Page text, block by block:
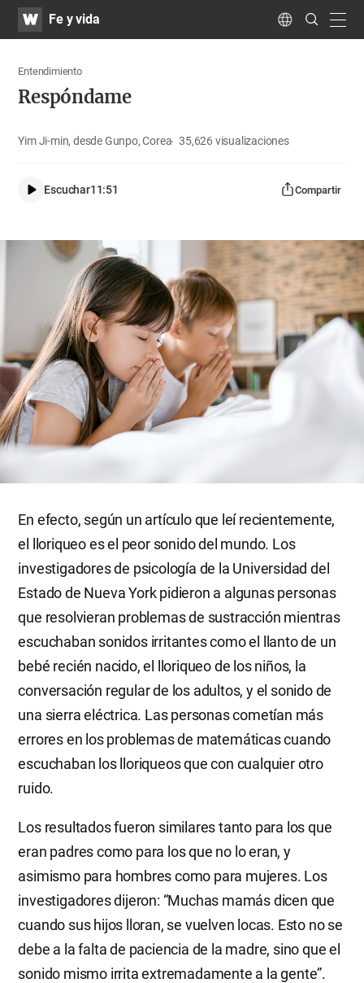
WATVFe y vida Language
Search
Submit
Entendimiento
Respóndame
Yim Ji-min, desde Gunpo, Corea 35,626 visualizaciones
Escuchar11:51 Compartir
En efecto, según un artículo que leí recientemente,
el lloriqueo es el peor sonido del mundo. Los
investigadores de psicología de la Universidad del
Estado de Nueva York pidieron a algunas personas
que resolvieran problemas de sustracción mientras
escuchaban sonidos irritantes como el llanto de un
bebé recién nacido, el lloriqueo de los niños, la
conversación regular de los adultos, y el sonido de
una sierra eléctrica. Las personas cometían más
errores en los problemas de matemáticas cuando
escuchaban los lloriqueos que con cualquier otro
ruido.
Los resultados fueron similares tanto para los que
eran padres como para los que no lo eran, y
asimismo para hombres como para mujeres. Los
investigadores dijeron: “Muchas mamás dicen que
cuando sus hijos lloran, se vuelven locas. Esto no se
debe a la falta de paciencia de la madre, sino que el
sonido mismo irrita extremadamente a la gente”.